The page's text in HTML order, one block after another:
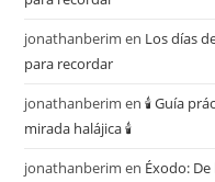
jonathanberim en Los días
para recordar
jonathanberim en🕯️ Guía
mirada halájica 🕯️
jonathanberim en Éxodo: